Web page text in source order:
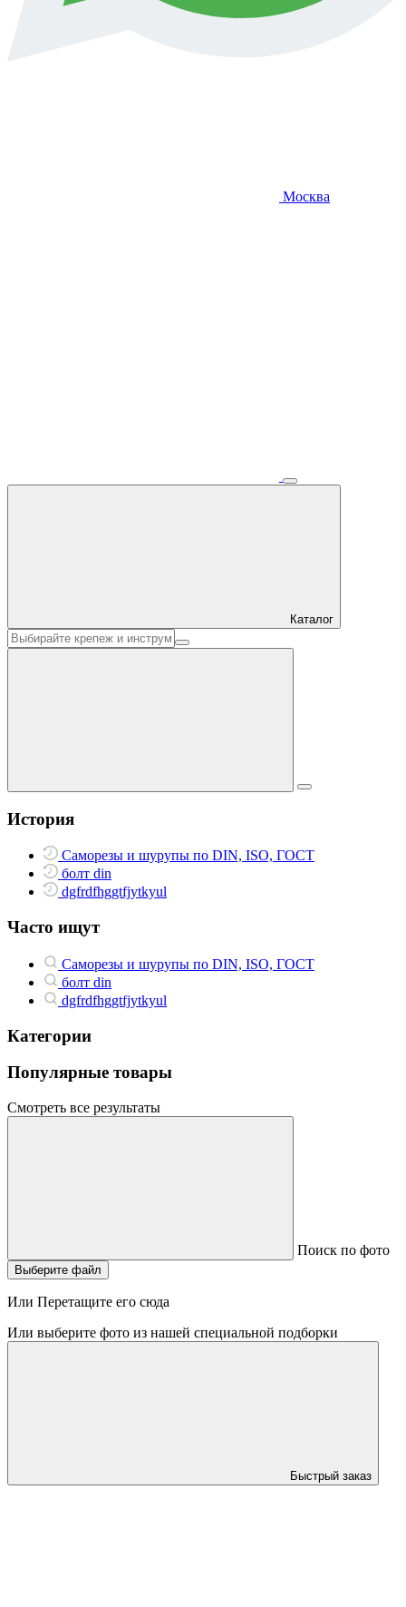
Москва
Каталог
История
Саморезы и шурупы по DIN, ISO, ГОСТ
болт din
dgfrdfhggtfjytkyul
Часто ищут
Саморезы и шурупы по DIN, ISO, ГОСТ
болт din
dgfrdfhggtfjytkyul
Категории
Популярные товары
Смотреть все результаты
Поиск по фото
Выберите файл
Или Перетащите его сюда
Или выберите фото из нашей специальной подборки
Быстрый заказ